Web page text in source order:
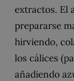
extractos. El
prepararse
hirviendo,
los cálices
añadiendo